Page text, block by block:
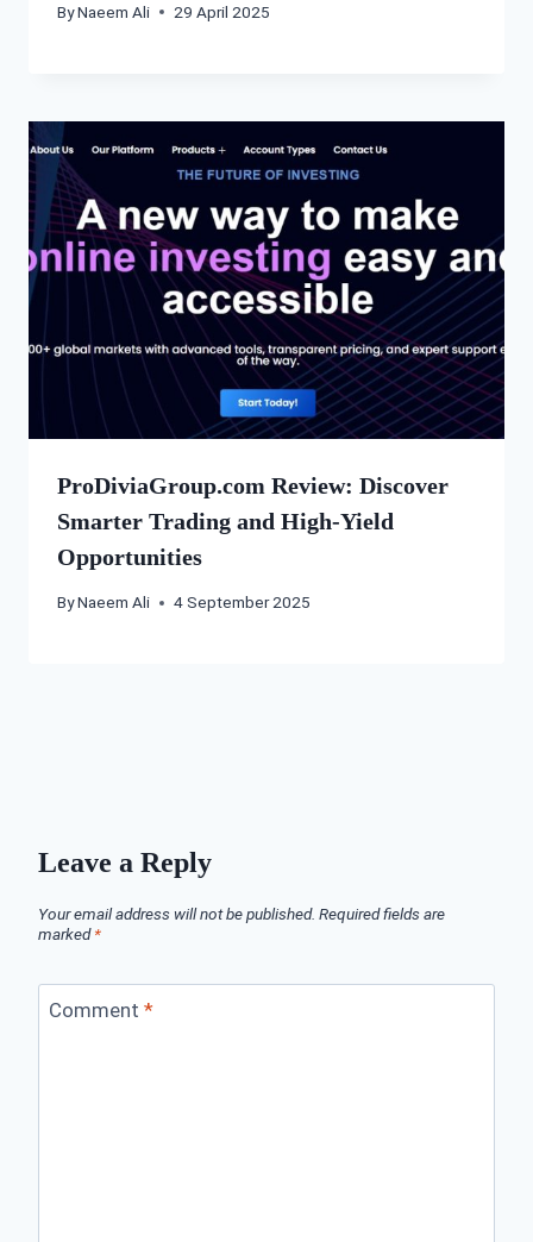
ByNaeem Ali 29 April 2025
ProDiviaGroup.com Review: Discover
Smarter Trading and High-Yield
Opportunities
ByNaeem Ali 4 September 2025
Leave a Reply
Your email address will not be published. Required fields are
marked*
Comment *